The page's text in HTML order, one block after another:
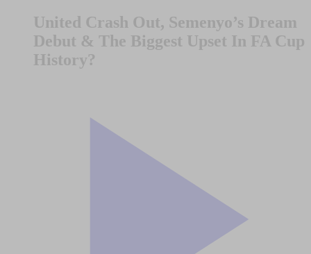
United Crash Out, Semenyo’s Dream
Debut & The Biggest Upset In FA Cup
History?